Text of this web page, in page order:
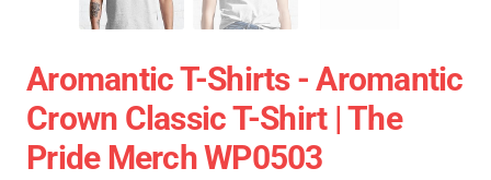
Aromantic T-Shirts - Aromantic
Crown Classic T-Shirt | The
Pride Merch WP0503